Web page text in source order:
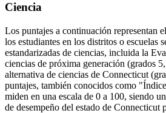
Ciencia
Los puntajes a continuación representan
los estudiantes en los distritos o escuelas
estandarizadas de ciencias, incluida la
ciencias de próxima generación (grados
alternativa de ciencias de Connecticut
puntajes, también conocidos como
miden en una escala de 0 a 100, siendo
de desempeño del estado de Connecticut